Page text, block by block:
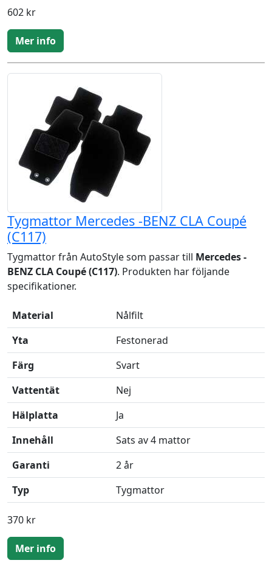
602 kr
Mer info
Tygmattor Mercedes -BENZ CLA Coupé
(C117)
Tygmattor från AutoStyle som passar till Mercedes -
BENZ CLA Coupé (C117). Produkten har följande
specifikationer.
Material
Nålfilt
Yta
Festonerad
Färg
Svart
Vattentät
Nej
Hälplatta
Ja
Innehåll
Sats av 4 mattor
Garanti
2 år
Typ
Tygmattor
370 kr
Mer info